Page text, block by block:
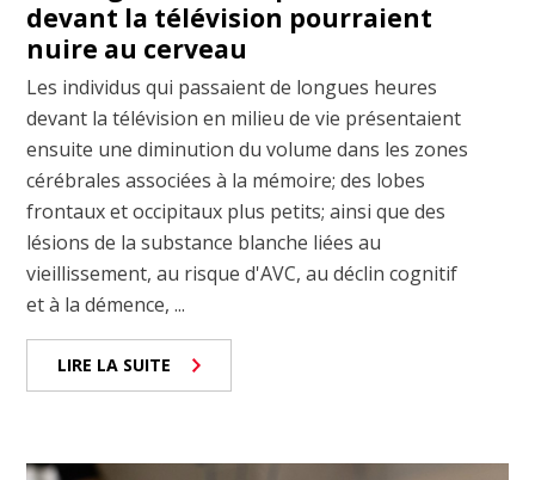
devant la télévision pourraient
nuire au cerveau
Les individus qui passaient de longues heures
devant la télévision en milieu de vie présentaient
ensuite une diminution du volume dans les zones
cérébrales associées à la mémoire; des lobes
frontaux et occipitaux plus petits; ainsi que des
lésions de la substance blanche liées au
vieillissement, au risque d'AVC, au déclin cognitif
et à la démence, ...
LIRE LA SUITE